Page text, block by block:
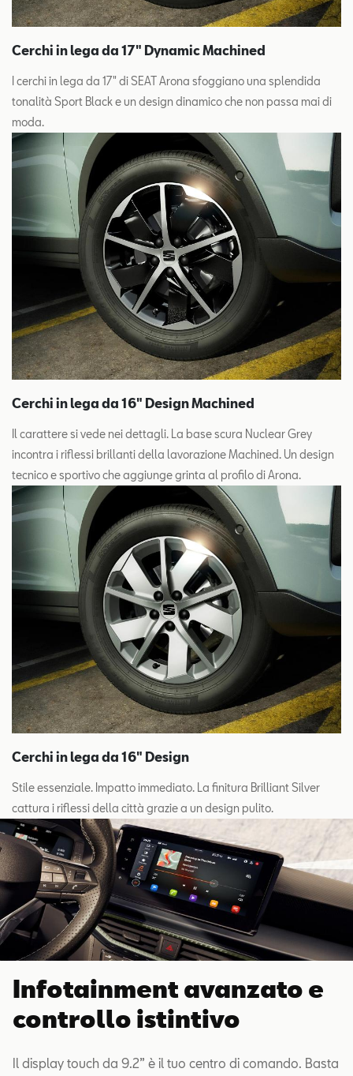
Cerchi in lega da 17" Dynamic Machined
I cerchi in lega da 17" di SEAT Arona sfoggiano una splendida
tonalità Sport Black e un design dinamico che non passa mai di
moda.
Cerchi in lega da 16" Design Machined
Il carattere si vede nei dettagli. La base scura Nuclear Grey
incontra i riflessi brillanti della lavorazione Machined. Un design
tecnico e sportivo che aggiunge grinta al profilo di Arona.
Cerchi in lega da 16" Design
Stile essenziale. Impatto immediato. La finitura Brilliant Silver
cattura i riflessi della città grazie a un design pulito.
Infotainment avanzato e
controllo istintivo
Il display touch da 9.2” è il tuo centro di comando. Basta